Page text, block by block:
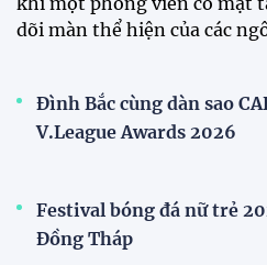
Tiền đạo Đình Bắc chốt
Nhật Bản thi đấu
ĐKVĐ Cúp Quốc gia
Đội tuyển Việt Nam